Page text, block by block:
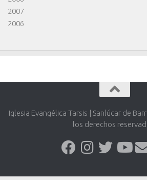
2007
2006
Iglesia Evangélica Tarsis | Sanlúcar de
los derechos